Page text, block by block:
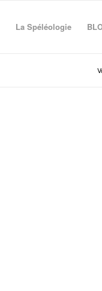
La Spéléologie